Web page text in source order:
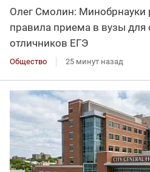
Олег Смолин: Минобрнауки
правила приема в вузы
отличников ЕГЭ
Общество 25 минут назад